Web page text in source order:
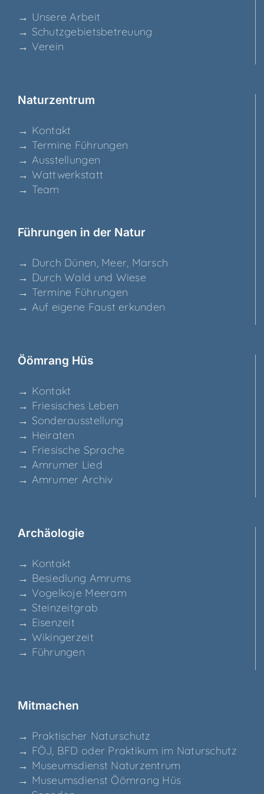
→ Unse­re Arbeit
→ Schutz­ge­biets­be­treu­ung
→ Ver­ein
Natur­zen­trum
→ Kon­takt
→ Ter­mi­ne Führungen
→ Aus­stel­lun­gen
→ Watt­werk­statt
→ Team
Füh­run­gen in der Natur
→ Durch Dünen, Meer, Marsch
→ Durch Wald und Wiese
→ Ter­mi­ne Führungen
→ Auf eige­ne Faust erkunden
Ööm­rang Hüs
→ Kon­takt
→ Frie­si­sches Leben
→ Son­der­aus­stel­lung
→ Hei­ra­ten
→ Frie­si­sche Sprache
→ Amru­mer Lied
→ Amru­mer Archiv
Archäo­lo­gie
→ Kon­takt
→ Besied­lung Amrums
→ Vogel­ko­je Meeram
→ Stein­zeit­grab
→ Eisen­zeit
→ Wikin­ger­zeit
→ Füh­run­gen
Mit­ma­chen
→ Prak­ti­scher Naturschutz
→ FÖJ, BFD oder Prak­ti­kum im Naturschutz
→ Muse­ums­dienst Naturzentrum
→ Muse­ums­dienst Ööm­rang Hüs